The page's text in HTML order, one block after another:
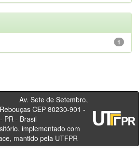
1
de Setembro,
CEP 80230-901 -
- PR - Brasil
implementado com
mantido pela UTFPR